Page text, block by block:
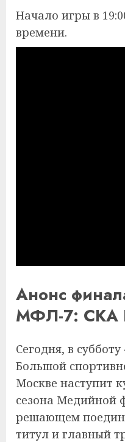
Начало игры в
времени.
Анонс
МФЛ-7: СКА
Сегодня, в субботу
Большой
Москве наступит
сезона Медийной
решающем
титул и главный